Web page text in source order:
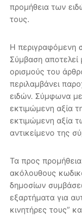
προμήθεια των
τους.
Η περιγραφόμενη
Σύμβαση
ορισμούς του
περιλαμβάνει
ειδών. Σύμφωνα
εκτιμώμενη αξία
εκτιμώμενη αξία
αντικείμενο της
Τα προς
ακόλουθους
δημοσίων
εξαρτήματα για
κινητήρες τους”